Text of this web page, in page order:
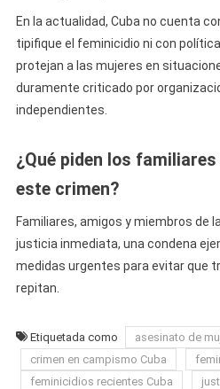
En la actualidad, Cuba no cuenta
tipifique el feminicidio ni con
protejan a las mujeres en
duramente criticado por
independientes.
¿Qué piden los
este crimen?
Familiares, amigos y miembros de
justicia inmediata, una condena
medidas urgentes para evitar que
repitan.
Etiquetada como
asesinato de
crimen en campismo Cuba
feminicidios recientes Cuba